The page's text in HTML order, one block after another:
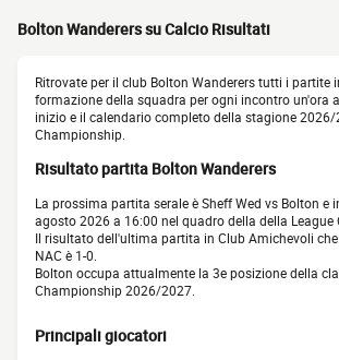
Bolton Wanderers su Calcio Risultati
Ritrovate per il club Bolton Wanderers tutti i partite
formazione della squadra per ogni incontro un'ora
inizio e il calendario completo della stagione 2026/
Championship.
Risultato partita Bolton Wanderers
La prossima partita serale è Sheff Wed vs Bolton e
agosto 2026 a 16:00 nel quadro della della League
Il risultato dell'ultima partita in Club Amichevoli
NAC è 1-0.
Bolton occupa attualmente la 3e posizione della
Championship 2026/2027.
Principali giocatori